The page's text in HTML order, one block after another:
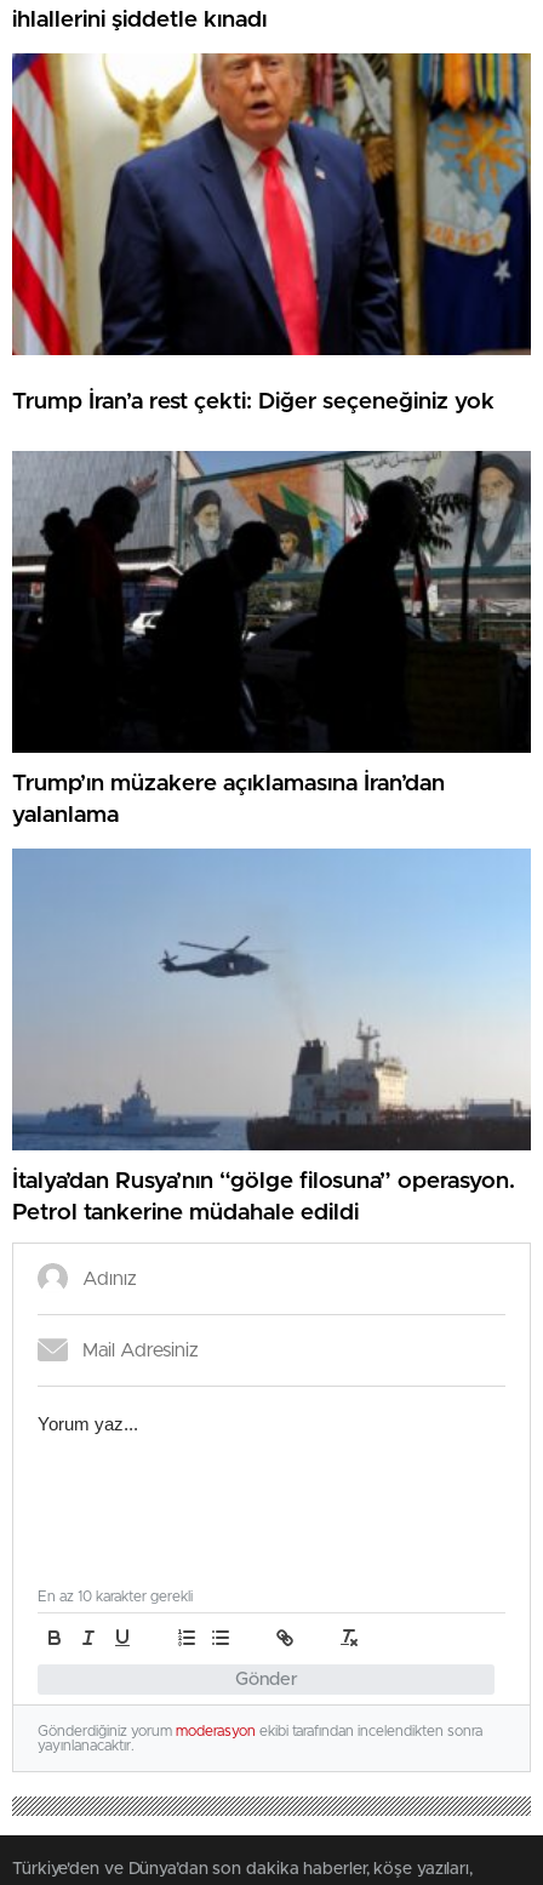
ihlallerini şiddetle kınadı
Trump İran’a rest çekti: Diğer seçeneğiniz yok
Trump’ın müzakere açıklamasına İran’dan
yalanlama
İtalya’dan Rusya’nın “gölge filosuna” operasyon.
Petrol tankerine müdahale edildi
Gönder
En az 10 karakter gerekli
Gönderdiğiniz yorum moderasyon ekibi tarafından incelendikten sonra
yayınlanacaktır.
Türkiye'den ve Dünya’dan son dakika haberler, köşe yazıları,